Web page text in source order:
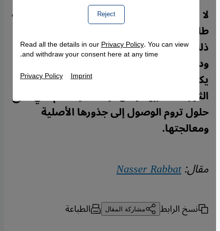
لا شك أن ثورات الربيع العربي اكتسبت صبغة
طائفية مذهبية، متطرفة في أحيان كثيرة، لكن
ذلك يجب أن لا ينسينا أسسها الطبقية
ودوافعها الاقتصادية. هذا الوعي يجب أن
يكون حاضراً ليس فقط في تحليل مسببات
الثورات العربية ولكن، وهذا هو الأهم، في طرح
حلول تروم الوصول إلى جذورها الأصلية
ومعالجتها.
مقال:Nasser Rabbat
نسخ الرابط مشاركة المقال الطباعة
Reject
Read all the details in ourPrivacy Policy. You can view
and withdraw your consent here at any time.
Privacy Policy Imprint